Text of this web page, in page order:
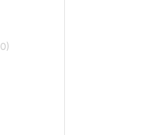
0)